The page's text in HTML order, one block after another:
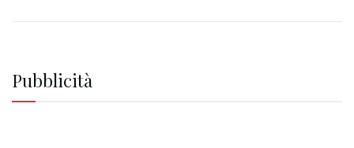
Pubblicità